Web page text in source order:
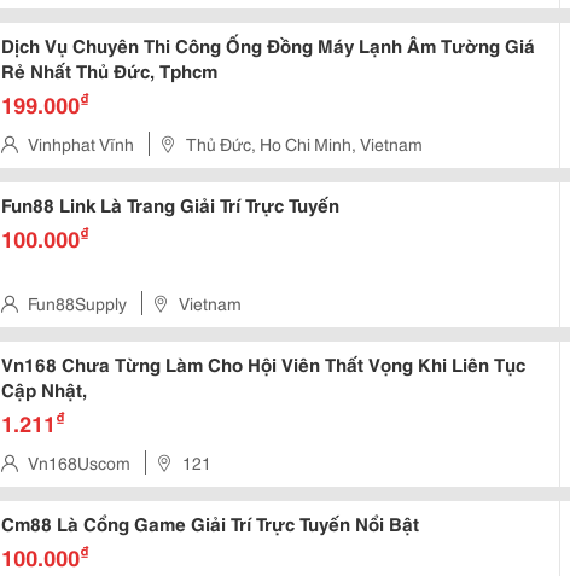
Dịch Vụ Chuyên Thi Công Ống Đồng Máy Lạnh Âm Tường Giá
Rẻ Nhất Thủ Đức, Tphcm
199.000₫
Vinhphat Vĩnh Thủ Đức, Ho Chi Minh, Vietnam
Fun88 Link Là Trang Giải Trí Trực Tuyến
100.000₫
Fun88Supply Vietnam
Vn168 Chưa Từng Làm Cho Hội Viên Thất Vọng Khi Liên Tục
Cập Nhật,
1.211 ₫
Vn168Uscom 121
Cm88 Là Cổng Game Giải Trí Trực Tuyến Nổi Bật
100.000₫